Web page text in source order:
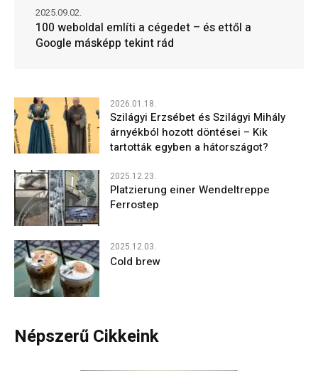
100 weboldal említi a cégedet – és ettől a
Google másképp tekint rád
2025.09.02.
2026.01.18.
Szilágyi Erzsébet és Szilágyi Mihály
árnyékból hozott döntései – Kik
tartották egyben a hátországot?
2025.12.23.
Platzierung einer Wendeltreppe
Ferrostep
2025.12.03.
Cold brew
Népszerű Cikkeink